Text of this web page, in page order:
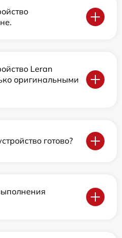
Leran
оригинальными
готово?